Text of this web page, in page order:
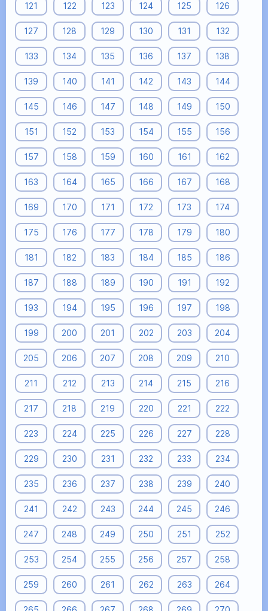
121 122 123 124 125 126
127 128 129 130 131 132
133 134 135 136 137 138
139 140 141 142 143 144
145 146 147 148 149 150
151 152 153 154 155 156
157 158 159 160 161 162
163 164 165 166 167 168
169 170 171 172 173 174
175 176 177 178 179 180
181 182 183 184 185 186
187 188 189 190 191 192
193 194 195 196 197 198
199 200 201 202 203 204
205 206 207 208 209 210
211 212 213 214 215 216
217 218 219 220 221 222
223 224 225 226 227 228
229 230 231 232 233 234
235 236 237 238 239 240
241 242 243 244 245 246
247 248 249 250 251 252
253 254 255 256 257 258
259 260 261 262 263 264